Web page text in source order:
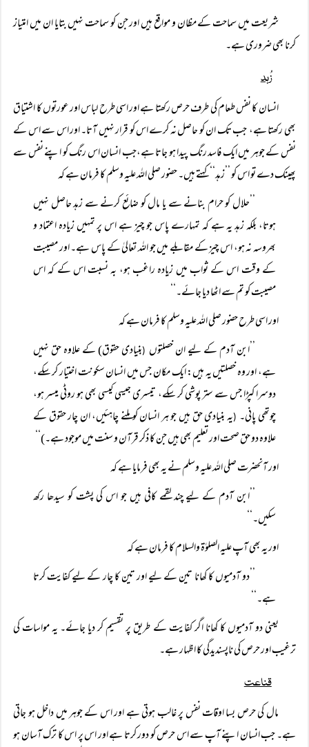
شریعت میں سماحت کے مظان و مواقع ہیں اور جن کو سماحت نہیں بتایا ان میں امتیاز
کرنا بھی ضروری ہے۔
زُہد
انسان کا نفس طعام کی طرف حرص رکھتا ہے اور اسی طرح لباس اور عورتوں کا اشتیاق
بھی رکھتا ہے، جب تک ان کو حاصل نہ کرے اس کو قرار نہیں آتا۔ اور اس سے اس کے
نفس کے جوہر میں ایک فاسد رنگ پیدا ہو جاتا ہے،جب انسان اس رنگ کو اپنے نفس سے
پھینک دے تو اس کو ’’زہد‘‘ کہتے ہیں۔ حضور صلی اللہ علیہ وسلم کا فرمان ہے کہ
’’حلال کو حرام بنانے سے یا مال کو ضائع کرنے سے زہد حاصل نہیں
ہوتا، بلکہ زہد یہ ہے کہ تمہارے پاس جو چیز ہے اس پر تمہیں زیادہ اعتماد و
بھروسہ نہ ہو، اس چیز کے مقابلے میں جو اللہ تعالیٰ کے پاس ہے۔ اور مصیبت
کے وقت اس کے ثواب میں زیادہ راغب ہو، بہ نسبت اس کے کہ اس
مصیبت کو تم سے اٹھا دیا جائے۔‘‘
اور اسی طرح حضور صلی اللہ علیہ وسلم کا فرمان ہے کہ
’’ابن آدم کے لیے ان خصلتوں (بنیادی حقوق) کے علاوہ حق نہیں
ہے، اور وہ خصلتیں یہ ہیں: ایک مکان جس میں انسان سکونت اختیار کر سکے،
دوسرا کپڑا جس سے ستر پوشی کر سکے، تیسری جیسی کیسی بھی ہو روٹی میسر ہو،
چوتھی پانی۔ (یہ بنیادی حق ہیں جو ہر انسان کو ملنے چاہئیں، ان چار حقوق کے
علاوہ دو حق صحت اور تعلیم بھی ہیں جن کا ذکر قرآن و سنت میں موجود ہے۔)‘‘
اور آنحضرت صلی اللہ علیہ وسلم نے یہ بھی فرمایا ہے کہ
’’ابن آدم کے لیے چند لقمے کافی ہیں جو اس کی پشت کو سیدھا رکھ
سکیں۔‘‘
اور یہ بھی آپ علیہ الصلوٰۃ والسلام کا فرمان ہے کہ
’’دو آدمیوں کا کھانا تین کے لیے اور تین کا چار کے لیے کفایت کرتا
ہے۔‘‘
یعنی دو آدمیوں کا کھانا اگر کفایت کے طریق پر تقسیم کر دیا جائے۔ یہ مواسات کی
ترغیب اور حرص کی ناپسندیدگی کا اظہار ہے۔
قناعت
مال کی حرص بسا اوقات نفس پر غالب ہوتی ہے اور اس کے جوہر میں داخل ہو جاتی
ہے۔ جب انسان اپنے آپ سے اس حرص کو دور کرتا ہے اور اس پر اس کا ترک آسان ہو